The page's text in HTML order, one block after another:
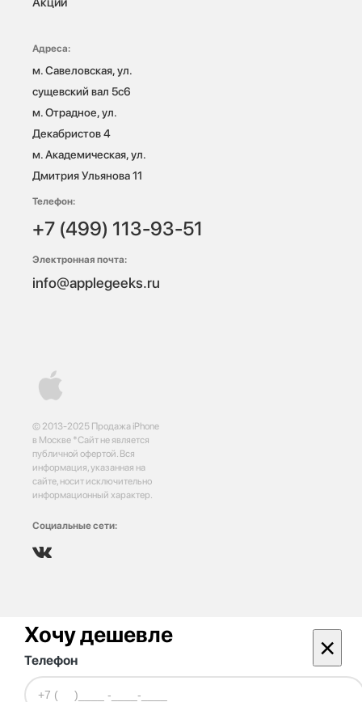
© 2013-2025 Продажа iPhone
в Москве *Сайт не является
публичной офертой. Вся
информация, указанная на
сайте, носит исключительно
информационный характер.
Социальные сети:
Адреса:
м. Савеловская, ул.
сущевский вал 5с6
м. Отрадное, ул.
Декабристов 4
м. Академическая, ул.
Дмитрия Ульянова 11
Телефон:
+7 (499) 113-93-51
Электронная почта:
info@applegeeks.ru
Хочу дешевле ×
Телефон